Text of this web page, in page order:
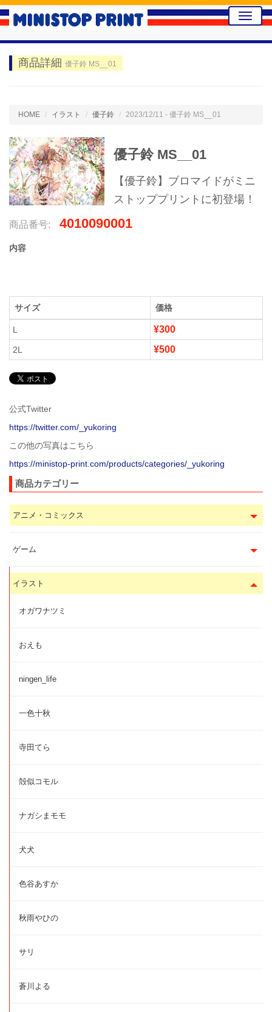
Toggle
商品詳細 優子鈴 MS__01
HOME イラスト 優子鈴 2023/12/11 - 優子鈴 MS__01
優子鈴 MS__01
【優子鈴】ブロマイドがミニ
ストッププリントに初登場！
商品番号: 4010090001
内容
サイズ 価格
L ¥300
2L ¥500
公式Twitter
https://twitter.com/_yukoring
この他の写真はこちら
https://ministop-print.com/products/categories/_yukoring
商品カテゴリー
アニメ・コミックス
ゲーム
イラスト
オガワナツミ
おえも
ningen_life
一色十秋
寺田てら
殻似コモル
ナガシまモモ
犬犬
色谷あすか
秋雨やひの
サリ
蒼川よる